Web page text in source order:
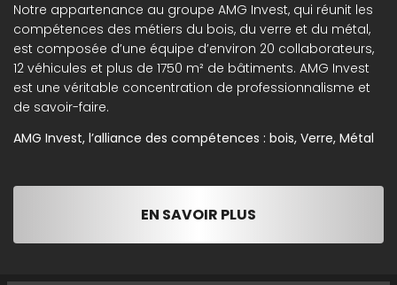
Notre appartenance au groupe AMG Invest, qui réunit les
compétences des métiers du bois, du verre et du métal,
est composée d’une équipe d’environ 20 collaborateurs,
12 véhicules et plus de 1750 m² de bâtiments. AMG Invest
est une véritable concentration de professionnalisme et
de savoir-faire.
AMG Invest, l’alliance des compétences : bois, Verre, Métal
EN SAVOIR PLUS